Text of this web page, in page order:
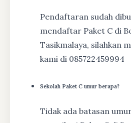
Pendaftaran sudah
mendaftar Paket C di
Tasikmalaya, silahkan
kami di 085722459994
Sekolah Paket C umur berapa?
Tidak ada batasan